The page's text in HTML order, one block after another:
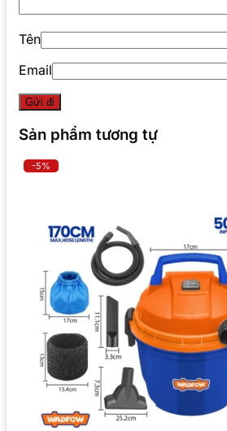
Tên
Email
Sản phẩm tương tự
-5%